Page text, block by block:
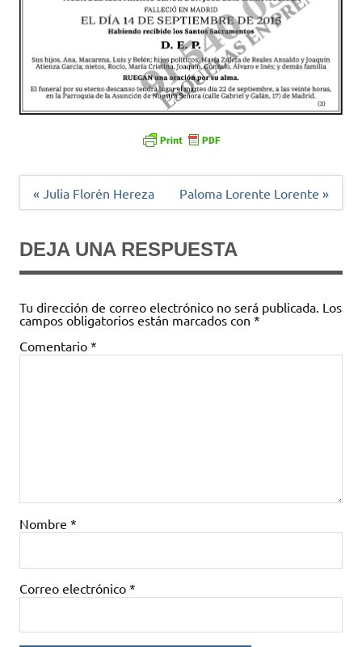
Navegación
« Julia Florén Hereza Paloma Lorente Lorente »
DEJA UNA RESPUESTA
Tu dirección de correo electrónico no será publicada. Los
campos obligatorios están marcados con *
Comentario *
Nombre *
Correo electrónico *